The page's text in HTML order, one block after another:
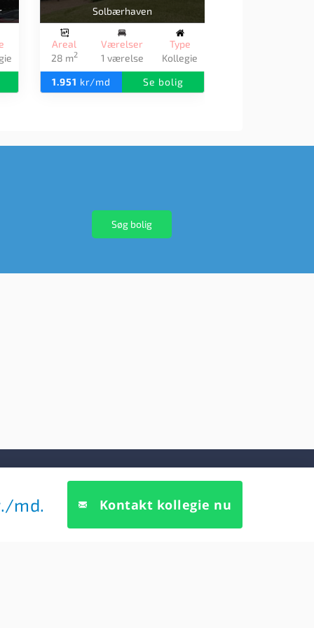
/md. Kontakt kollegie nu
Bøgeskovparken Ungdomsboliger
Areal
29 m2
Værelser
1 værelse
Type
Kollegie
2.013 kr/md Se bolig
Søg bolig